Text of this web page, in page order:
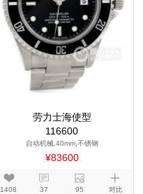
劳力士海使型
116600
自动机械,40mm,不锈钢
¥83600
1408 37 95 对比